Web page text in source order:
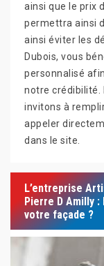
ainsi que le prix
permettra ainsi
ainsi éviter les
Dubois, vous
personnalisé
notre crédibilité.
invitons à
appeler
dans le site.
L’entreprise
Pierre D Amilly
votre façade ?